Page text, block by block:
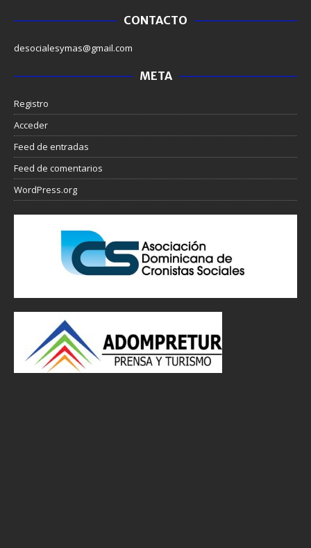
CONTACTO
desocialesymas@gmail.com
META
Registro
Acceder
Feed de entradas
Feed de comentarios
WordPress.org